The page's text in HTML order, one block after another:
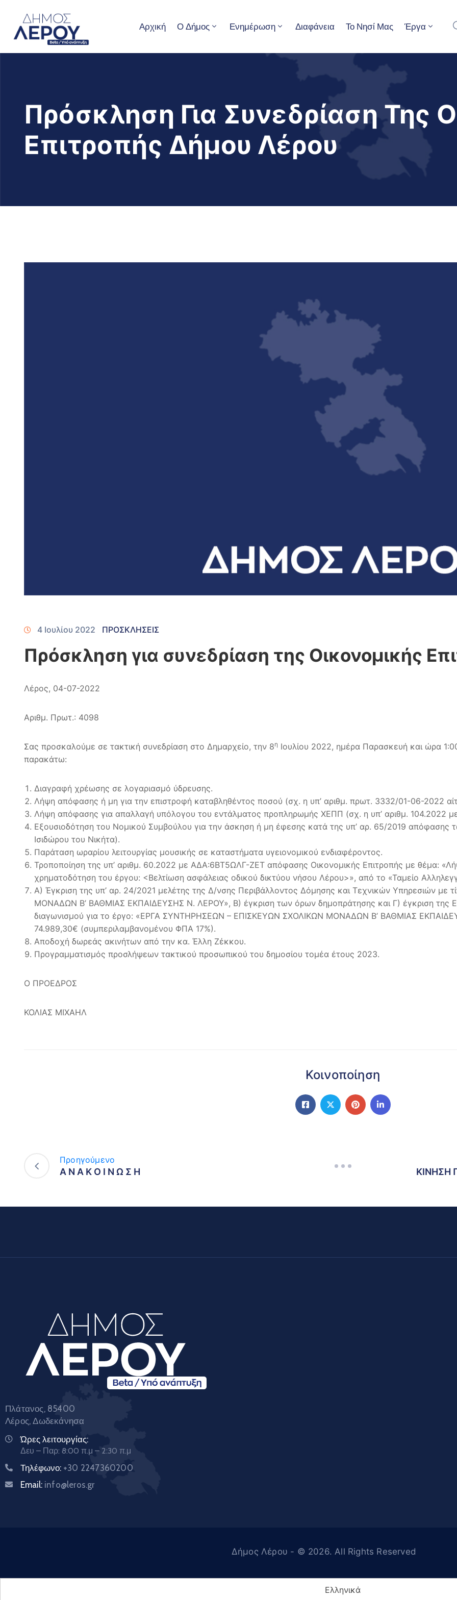
Αρχική Ο Δήμος Ενημέρωση Διαφάνεια Το Νησί Μας Έργα
Πρόσκληση Για Συνεδρίαση Της
Επιτροπής Δήμου Λέρου
4 Ιουλίου 2022 ΠΡΟΣΚΛΗΣΕΙΣ
Πρόσκληση για συνεδρίαση της Οικονομικής
Λέρος, 04-07-2022
Αριθμ. Πρωτ.: 4098
Σας προσκαλούμε σε τακτική συνεδρίαση στο Δημαρχείο, την 8η Ιουλίου 2022, ημέρα Παρασκευή και ώρα
παρακάτω:
Διαγραφή χρέωσης σε λογαριασμό ύδρευσης.
Λήψη απόφασης ή μη για την επιστροφή καταβληθέντος ποσού (σχ. η υπ’ αριθμ. πρωτ. 3332/01-06-2022
Λήψη απόφασης για απαλλαγή υπόλογου του εντάλματος προπληρωμής ΧΕΠΠ (σχ. η υπ’ αριθμ.
Εξουσιοδότηση του Νομικού Συμβούλου για την άσκηση ή μη έφεσης κατά της υπ’ αρ. 65/2019 απόφασης
Ισιδώρου του Νικήτα).
Παράταση ωραρίου λειτουργίας μουσικής σε καταστήματα υγειονομικού ενδιαφέροντος.
Τροποποίηση της υπ’ αριθμ. 60.2022 με ΑΔΑ:6ΒΤ5ΩΛΓ-ΖΕΤ απόφασης Οικονομικής Επιτροπής με θέμα:
χρηματοδότηση του έργου: <Βελτίωση ασφάλειας οδικού δικτύου νήσου Λέρου>», από το «Ταμείο
Α) Έγκριση της υπ’ αρ. 24/2021 μελέτης της Δ/νσης Περιβάλλοντος Δόμησης και Τεχνικών Υπηρεσιών
ΜΟΝΑΔΩΝ B’ ΒΑΘΜΙΑΣ ΕΚΠΑΙΔΕΥΣΗΣ Ν. ΛΕΡΟΥ», Β) έγκριση των όρων δημοπράτησης και Γ) έγκριση της
διαγωνισμού για το έργο: «ΕΡΓΑ ΣΥΝΤΗΡΗΣΕΩΝ – ΕΠΙΣΚΕΥΩΝ ΣΧΟΛΙΚΩΝ ΜΟΝΑΔΩΝ B’ ΒΑΘΜΙΑΣ
74.989,30€ (συμπεριλαμβανομένου ΦΠΑ 17%).
Αποδοχή δωρεάς ακινήτων από την κα. Έλλη Ζέκκου.
Προγραμματισμός προσλήψεων τακτικού προσωπικού του δημοσίου τομέα έτους 2023.
Ο ΠΡΟΕΔΡΟΣ
ΚΟΛΙΑΣ ΜΙΧΑΗΛ
Κοινοποίηση
Προηγούμενο
Α Ν Α Κ Ο Ι Ν Ω Σ Η ΚΙΝΗΣΗ
Πλάτανος, 85400
Λέρος, Δωδεκάνησα
Ώρες λειτουργίας:
Δευ – Παρ: 8:00 π.μ – 2:30 π.μ
Τηλέφωνο: +30 2247360200
Email: info@leros.gr
Δήμος Λέρου - © 2026. All Rights Reserved
Ελληνικά